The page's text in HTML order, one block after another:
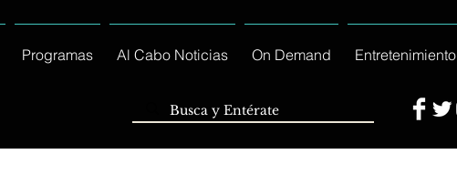
Programas Al Cabo Noticias On Demand Entretenimiento